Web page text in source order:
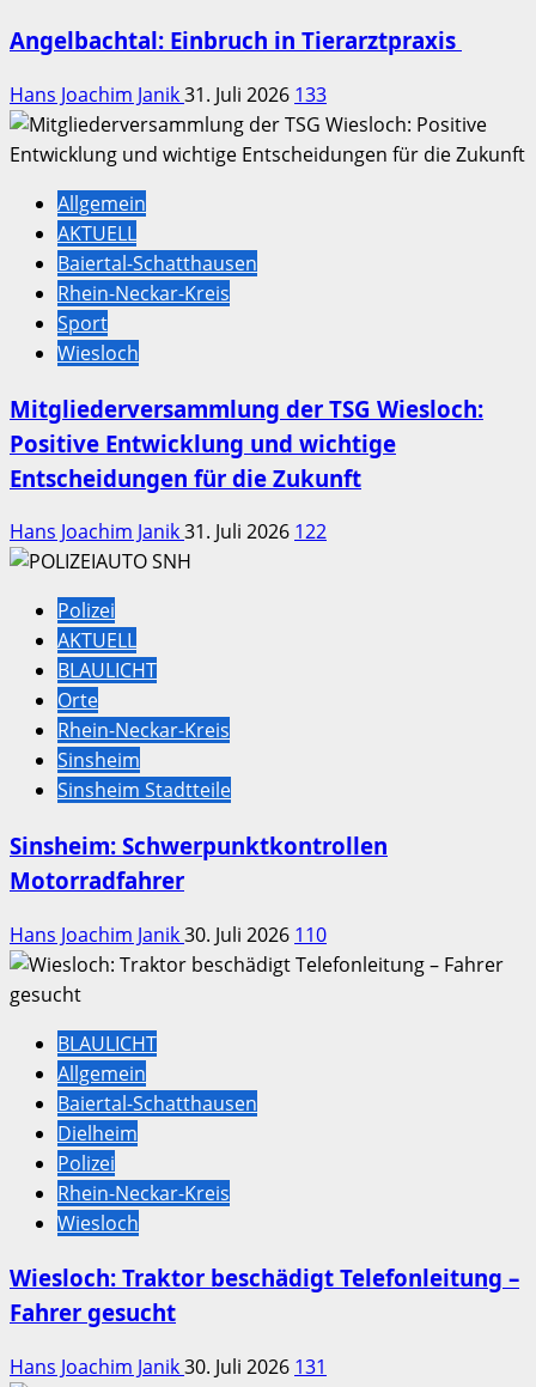
Angelbachtal: Einbruch in Tierarztpraxis
Hans Joachim Janik31. Juli 2026 133
Allgemein
AKTUELL
Baiertal-Schatthausen
Rhein-Neckar-Kreis
Sport
Wiesloch
Mitgliederversammlung der TSG Wiesloch:
Positive Entwicklung und wichtige
Entscheidungen für die Zukunft
Hans Joachim Janik31. Juli 2026 122
Polizei
AKTUELL
BLAULICHT
Orte
Rhein-Neckar-Kreis
Sinsheim
Sinsheim Stadtteile
Sinsheim: Schwerpunktkontrollen
Motorradfahrer
Hans Joachim Janik30. Juli 2026 110
BLAULICHT
Allgemein
Baiertal-Schatthausen
Dielheim
Polizei
Rhein-Neckar-Kreis
Wiesloch
Wiesloch: Traktor beschädigt Telefonleitung –
Fahrer gesucht
Hans Joachim Janik30. Juli 2026 131